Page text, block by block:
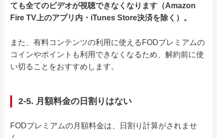
ても全てのビデオが視聴できなくなります（Amazon
Fire TV上のアプリ内・iTunes Store決済を除く）。
また、有料コンテンツの利用に使えるFODプレミアムの
コインやポイントも利用できなくなるため、解約前に使
い切ることをおすすめします。
2-5. 月額料金の日割りはない
FODプレミアムの月額料金は、日割り計算がされませ